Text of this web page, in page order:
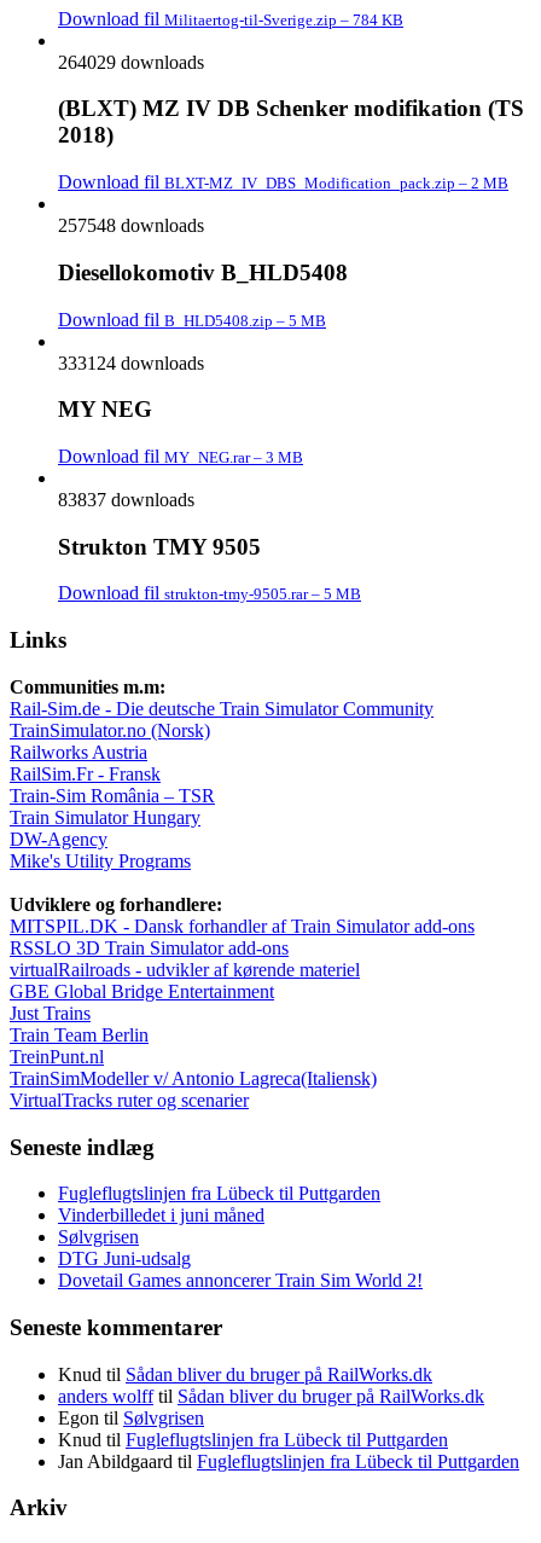
Download fil Militaertog-til-Sverige.zip – 784 KB
264029 downloads
(BLXT) MZ IV DB Schenker modifikation (TS
2018)
Download fil BLXT-MZ_IV_DBS_Modification_pack.zip – 2 MB
257548 downloads
Diesellokomotiv B_HLD5408
Download fil B_HLD5408.zip – 5 MB
333124 downloads
MY NEG
Download fil MY_NEG.rar – 3 MB
83837 downloads
Strukton TMY 9505
Download fil strukton-tmy-9505.rar – 5 MB
Links
Communities m.m:
Rail-Sim.de - Die deutsche Train Simulator Community
TrainSimulator.no (Norsk)
Railworks Austria
RailSim.Fr - Fransk
Train-Sim România – TSR
Train Simulator Hungary
DW-Agency
Mike's Utility Programs
Udviklere og forhandlere:
MITSPIL.DK - Dansk forhandler af Train Simulator add-ons
RSSLO 3D Train Simulator add-ons
virtualRailroads - udvikler af kørende materiel
GBE Global Bridge Entertainment
Just Trains
Train Team Berlin
TreinPunt.nl
TrainSimModeller v/ Antonio Lagreca(Italiensk)
VirtualTracks ruter og scenarier
Seneste indlæg
Fugleflugtslinjen fra Lübeck til Puttgarden
Vinderbilledet i juni måned
Sølvgrisen
DTG Juni-udsalg
Dovetail Games annoncerer Train Sim World 2!
Seneste kommentarer
Knud til Sådan bliver du bruger på RailWorks.dk
anders wolfftil Sådan bliver du bruger på RailWorks.dk
Egon til Sølvgrisen
Knud til Fugleflugtslinjen fra Lübeck til Puttgarden
Jan Abildgaard til Fugleflugtslinjen fra Lübeck til Puttgarden
Arkiv